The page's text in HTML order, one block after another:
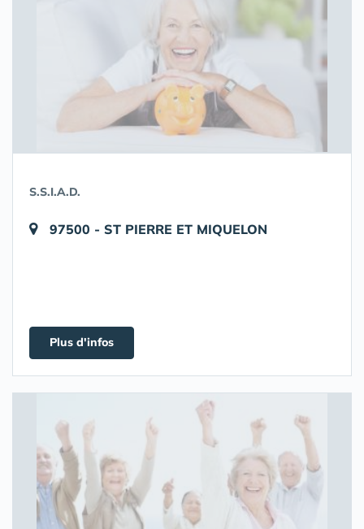
S.S.I.A.D.
97500 - ST PIERRE ET MIQUELON
Plus d'infos